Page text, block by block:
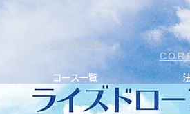
COURSE
コース一覧